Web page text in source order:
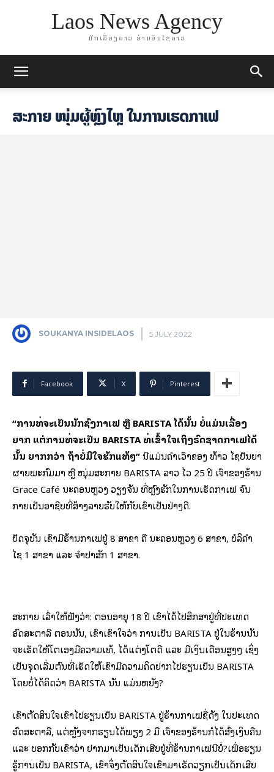
Laos News Agency
ມັກເລື່ອງລາວ ອ່ານອິນໄຊລາວ
ສະກາຍ ໜຸ່ມຜູ້ຫຼົງໄຫຼ ໃນການເຮັດກາເຟ
SOUKANYA INSIDELAOS 5 JULY 2022
Facebook X Pinterest
“ການທີ່ຈະເປັນນັກຊົງກາເຟ ຫຼື BARISTA ໄດ້ນັ້ນ ບໍ່ແມ່ນເລື່ອງ
ຍາກ ແຕ່ການທີ່ຈະເປັນ BARISTA ທີ່ເຂົ້າໃຈເຖິງຣົດຊາດກາເຟໄດ້
ນັ້ນ ຍາກກວ່າ ຖ້າບໍ່ມີໃຈຮັກແທ້ໆ”ນີ້ແມ່ນຄຳເວົ້າຂອງ ທ້າວ ໄຊປັນຍາ
ຜາຍພະກົມມາ ຫຼື ໜຸ່ມສະກາຍ BARISTA ລາວ ໄວ 25 ປີ ເຈົ້າຂອງຮ້ານ
Grace Café ນະຄອນຫຼວງ ວຽງຈັນ ທີ່ຫຼົງຮັກໃນການເຮັດກາເຟ ຈົນ
ກາຍເປັນອາຊີບທີ່ສ້າງລາຍຮັບໃຫ້ກັບເຂົາເປັນຢ່າງດີ.
ປັດຈຸບັນ ເຂົາມີຮ້ານກາເຟຢູ່ 8 ສາຂາ ຄື ນະຄອນຫຼວງ 6 ສາຂາ, ບໍລິຄຳ
ໄຊ 1 ສາຂາ ແລະ ຈຳປາສັກ 1 ສາຂາ.
ສະກາຍ ເລົ່າໃຫ້ຟັງວ່າ: ຕອນອາຍຸ 18 ປີ ເຂົາໄດ້ໄປສຶກສາຢູ່ທີ່ປະເທດ
ອົດສະຕາລີ ຕອນນັ້ນ, ເຂົາເຂົ້າໃຈວ່າ ການເປັນ BARISTA ຢູ່ໃນຮ້ານນັ້ນ
ຈະເຮັດໃຫ້ໂຕເອງມີຄວາມເທ້, ໄດ້ແຕ່ງໂຕດີ ແລະ ມີເງິນເດືອນສູງໆ ເຊິ່ງ
ເປັນຈຸດເລີ່ມຕົ້ນທີ່ເຮັດໃຫ້ເຂົາມີຄວາມຄິດຢາກໄປຮຽນເປັນ BARISTA
ໂດຍບໍ່ໄດ້ຄິດວ່າ BARISTA ນັ້ນ ແມ່ນຫຍັງ?
ເຂົາຕັດສິນໃຈເຂົ້າໄປຮຽນເປັນ BARISTA ຢູ່ຮ້ານກາເຟຊື່ດັງ ໃນປະເທດ
ອົດສະຕາລີ, ແຕ່ຫຼັງຈາກຮຽນໄດ້ພຽງ 2 ມື້ ເຈົ້າຂອງຮ້ານກໍໄດ້ສົ່ງເງິນຄືນ
ແລະ ບອກກັບເຂົາວ່າ ຢາກມາເປັນເດັກເສີບຢູ່ທີ່ຮ້ານກາເຟນີ້ບໍ່?ເພື່ອຮຽນ
ຮູ້ການເປັນ BARISTA, ເຂົາຈຶ່ງຕັດສິນໃຈເຂົ້າມາເຮັດວຽກເປັນເດັກເສີບ